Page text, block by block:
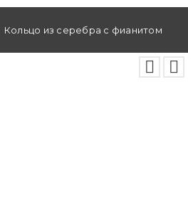
Кольцо из серебра с фианитом